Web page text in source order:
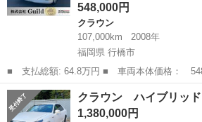
548,000円
クラウン
107,000km
2008年
福岡県 行橋市
■ 支払総額: 64.8万円 ■ 車両本体価格： 548,000 円 ■ メーカー
名： トヨタ ■ 車種名： クラウン ■ グレ
ルーン ナビパッケージ イモビライザー キ
ト エアバッグ...
福岡 行橋市 クラウン
クラウン ハイブリッ
1,380,000円